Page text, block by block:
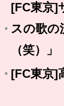
[FC東京]
スの歌の
（笑）」
[FC東京]